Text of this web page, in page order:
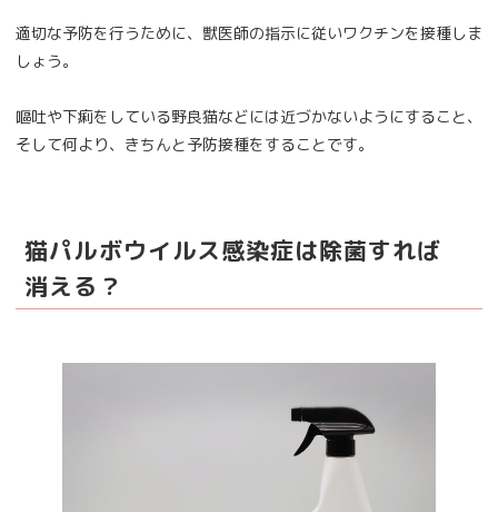
適切な予防を行うために、獣医師の指示に従いワクチンを接種しま
しょう。
嘔吐や下痢をしている野良猫などには近づかないようにすること、
そして何より、きちんと予防接種をすることです。
猫パルボウイルス感染症は除菌すれば
消える？